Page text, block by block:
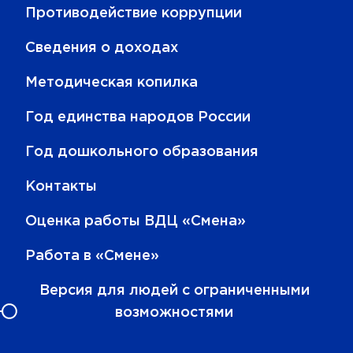
Противодействие коррупции
Сведения о доходах
Методическая копилка
Год единства народов России
Год дошкольного образования
Контакты
Оценка работы ВДЦ «Смена»
Работа в «Смене»
Версия для людей с ограниченными
возможностями